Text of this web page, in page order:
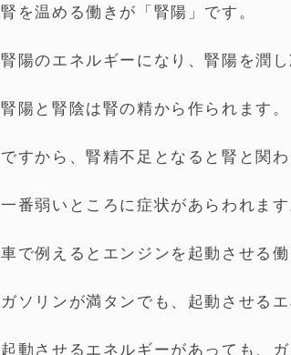
腎を温める働きが「腎陽」です。
腎陽のエネルギーになり、腎陽を潤
腎陽と腎陰は腎の精から作られます。
ですから、腎精不足となると腎と関
一番弱いところに症状があらわれます
車で例えるとエンジンを起動させる
ガソリンが満タンでも、起動させる
起動させるエネルギーがあっても、